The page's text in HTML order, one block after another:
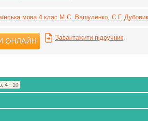
мова 4 клас М.С. Вашуленко, С.Г. Дубовик
ОНЛАЙН Завантажити підручник
4 - 10